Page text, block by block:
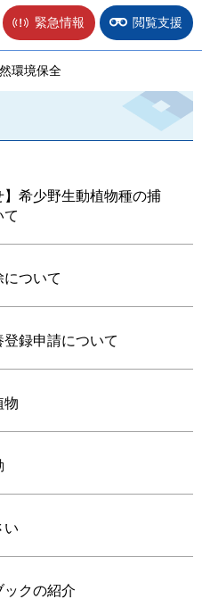
緊急情報 閲覧支援
環境保全
】希少野生動植物種の捕
て
ついて
録申請について
物
い
クの紹介